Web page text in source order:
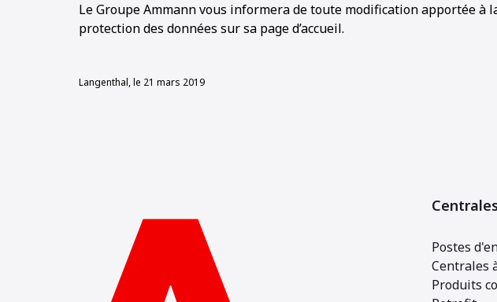
Le Groupe Ammann vous informera de toute modification apportée à
protection des données sur sa page d’accueil.
Langenthal, le 21 mars 2019
Postes
Centrales
Produits